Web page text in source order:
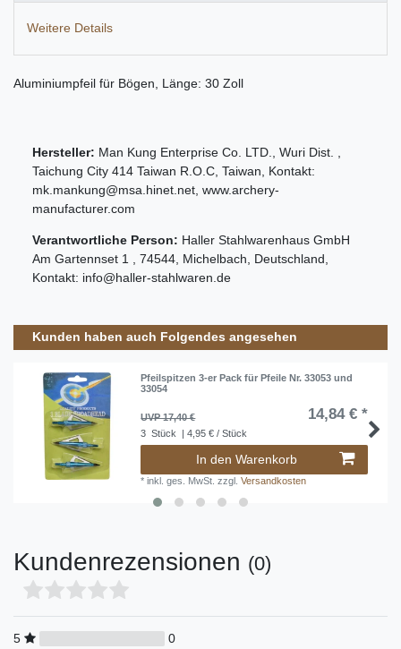
Weitere Details
Aluminiumpfeil für Bögen, Länge: 30 Zoll
Hersteller: Man Kung Enterprise Co. LTD. Wuri Dist.
Taichung City 414 Taiwan R.O.C Taiwan , Kontakt:
mk.mankung@msa.hinet.net www.archery-
manufacturer.com
Verantwortliche Person: Haller Stahlwarenhaus GmbH
Am Gartennset 1
74544 Michelbach Deutschland
Kontakt: info@haller-stahlwaren.de
Kunden haben auch Folgendes angesehen
Pfeilspitzen 3-er Pack für Pfeile Nr. 33053 und
33054
UVP 17,40 € 14,84 € *
3 Stück | 4,95 € / Stück
In den Warenkorb
*inkl. ges. MwSt. zzgl.Versandkosten
Kundenrezensionen (0)
5
0